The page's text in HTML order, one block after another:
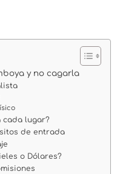
y no cagarla
cada lugar?
de entrada
o Dólares?